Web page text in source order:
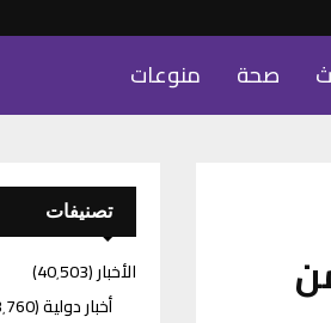
صحة منوعات
تصنيفات
الأخبار(40٬503)
أخبار دولية(3٬760)